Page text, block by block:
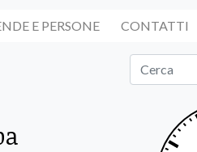
E PERSONE CONTATTI